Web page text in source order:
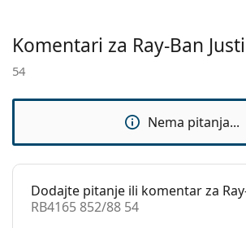
Upotreba:
Moda
Ne
Komentari za Ray-Ban
54
Nema pitanja...
Dodajte pitanje ili komentar za
RB4165 852/88 54